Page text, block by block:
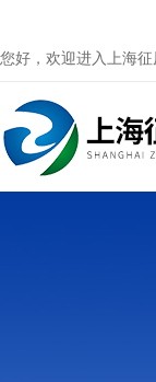
您好，欢迎进入上海